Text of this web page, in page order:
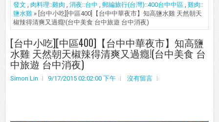
發文 , 肉料理::雞肉 , 消夜::台中 , 郵編旅行(台灣)::400台中中區 , 雞肉::
鹽水雞 » [台中小吃][中區400]【台中中華夜市】知高鹽水雞 天然朝天
椒辣得清爽又過癮!(台中美食 台中旅遊 台中消夜)
[台中小吃][中區400]【台中中華夜市】知高鹽
水雞 天然朝天椒辣得清爽又過癮!(台中美食 台
中旅遊 台中消夜)
Simon Lin 9/17/2015 02:02:00 下午 沒有留言